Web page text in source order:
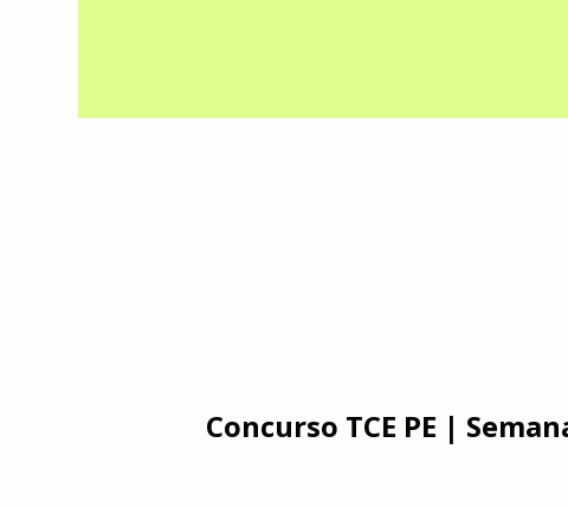
Concurso TCE PE |